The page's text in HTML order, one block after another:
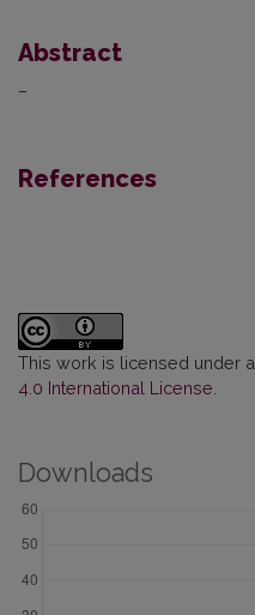
Abstract
–
References
This work is licensed under a
4.0 International License
Downloads